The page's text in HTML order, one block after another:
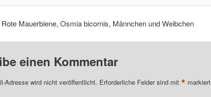
Mauerbiene, Osmia bicornis, Männchen und Weibchen
einen Kommentar
Adresse wird nicht veröffentlicht. Erforderliche Felder sind mit * markiert